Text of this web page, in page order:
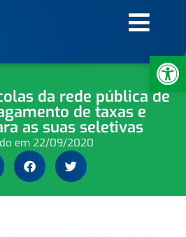
da rede pública de
de taxas e
as suas seletivas
em22/09/2020